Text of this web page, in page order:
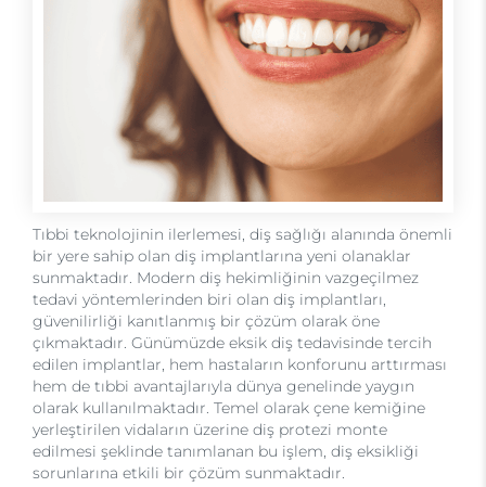
Tıbbi teknolojinin ilerlemesi, diş sağlığı alanında önemli
bir yere sahip olan diş implantlarına yeni olanaklar
sunmaktadır. Modern diş hekimliğinin vazgeçilmez
tedavi yöntemlerinden biri olan diş implantları,
güvenilirliği kanıtlanmış bir çözüm olarak öne
çıkmaktadır. Günümüzde eksik diş tedavisinde tercih
edilen implantlar, hem hastaların konforunu arttırması
hem de tıbbi avantajlarıyla dünya genelinde yaygın
olarak kullanılmaktadır. Temel olarak çene kemiğine
yerleştirilen vidaların üzerine diş protezi monte
edilmesi şeklinde tanımlanan bu işlem, diş eksikliği
sorunlarına etkili bir çözüm sunmaktadır.